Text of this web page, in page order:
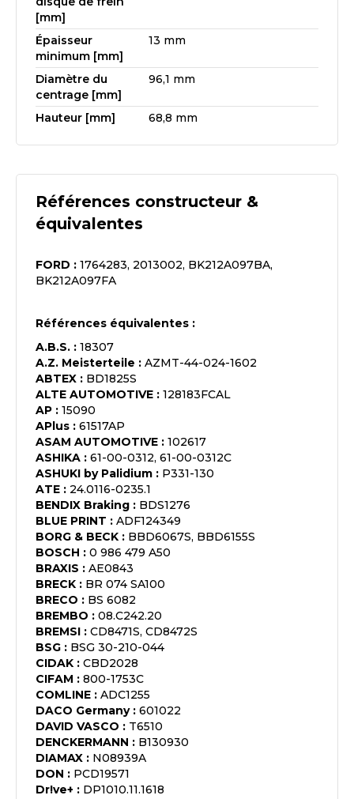
[mm]
Épaisseur
minimum [mm]
13 mm
Diamètre du
centrage [mm]
96,1 mm
Hauteur [mm] 68,8 mm
Références constructeur &
équivalentes
FORD : 1764283, 2013002, BK212A097BA,
BK212A097FA
Références équivalentes :
A.B.S. : 18307
A.Z. Meisterteile : AZMT-44-024-1602
ABTEX : BD1825S
ALTE AUTOMOTIVE : 128183FCAL
AP : 15090
APlus : 61517AP
ASAM AUTOMOTIVE : 102617
ASHIKA : 61-00-0312, 61-00-0312C
ASHUKI by Palidium : P331-130
ATE : 24.0116-0235.1
BENDIX Braking : BDS1276
BLUE PRINT : ADF124349
BORG & BECK : BBD6067S, BBD6155S
BOSCH : 0 986 479 A50
BRAXIS : AE0843
BRECK : BR 074 SA100
BRECO : BS 6082
BREMBO : 08.C242.20
BREMSI : CD8471S, CD8472S
BSG : BSG 30-210-044
CIDAK : CBD2028
CIFAM : 800-1753C
COMLINE : ADC1255
DACO Germany: 601022
DAVID VASCO : T6510
DENCKERMANN : B130930
DIAMAX : N08939A
DON : PCD19571
Dr!ve+ : DP1010.11.1618